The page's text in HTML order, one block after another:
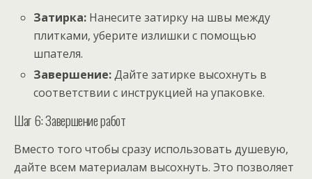
Затирка: Нанесите затирку на швы между
плитками, уберите излишки с помощью
шпателя.
Завершение:Дайте затирке высохнуть в
соответствии с инструкцией на упаковке.
Шаг 6: Завершение работ
Вместо того чтобы сразу использовать душевую,
дайте всем материалам высохнуть. Это позволяет